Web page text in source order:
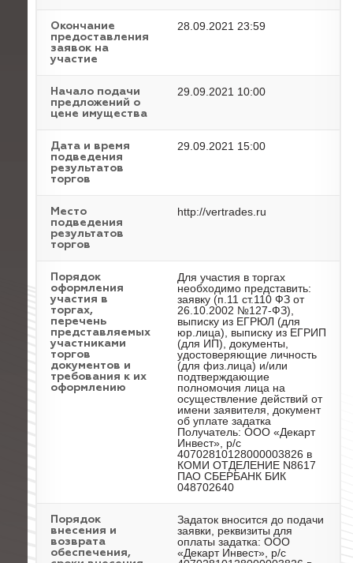
Окончание
предоставления
заявок на
участие
28.09.2021 23:59
Начало подачи
предложений о
цене имущества
29.09.2021 10:00
Дата и время
подведения
результатов
торгов
29.09.2021 15:00
Место
подведения
результатов
торгов
http://vertrades.ru
Порядок
оформления
участия в
торгах,
перечень
представляемых
участниками
торгов
документов и
требования к их
оформлению
Для участия в торгах
необходимо представить:
заявку (п.11 ст.110 ФЗ от
26.10.2002 №127-ФЗ),
выписку из ЕГРЮЛ (для
юр.лица), выписку из ЕГРИП
(для ИП), документы,
удостоверяющие личность
(для физ.лица) и/или
подтверждающие
полномочия лица на
осуществление действий от
имени заявителя, документ
об уплате задатка
Получатель: ООО «Декарт
Инвест», р/с
40702810128000003826 в
КОМИ ОТДЕЛЕНИЕ N8617
ПАО СБЕРБАНК БИК
048702640
Порядок
внесения и
возврата
обеспечения,
Задаток вносится до подачи
заявки, реквизиты для
оплаты задатка: ООО
«Декарт Инвест», р/с